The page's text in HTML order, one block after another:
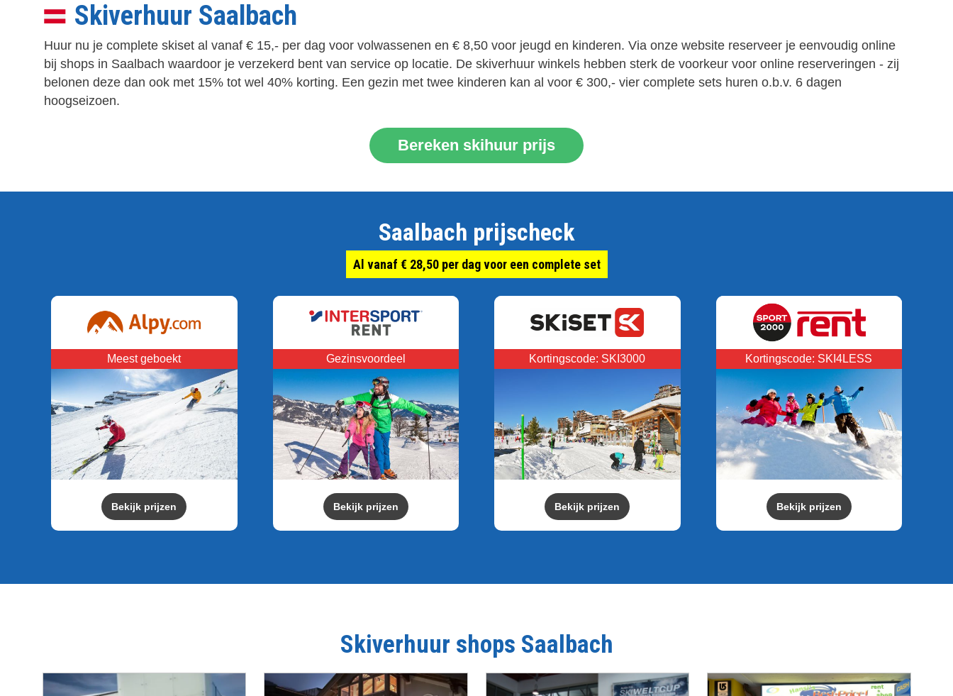
Skiverhuur Saalbach
Huur nu je complete skiset al vanaf € 15,- per dag voor volwassenen en € 8,50 voor jeugd en kinderen. Via onze website reserveer je eenvoudig online
bij shops in Saalbach waardoor je verzekerd bent van service op locatie. De skiverhuur winkels hebben sterk de voorkeur voor online reserveringen - zij
belonen deze dan ook met 15% tot wel 40% korting. Een gezin met twee kinderen kan al voor € 300,- vier complete sets huren o.b.v. 6 dagen
hoogseizoen.
Bereken skihuur prijs
Saalbach prijscheck
Al vanaf € 28,50 per dag voor een complete set
Meest geboekt
Bekijk prijzen
Gezinsvoordeel
Bekijk prijzen
Kortingscode: SKI3000
Bekijk prijzen
Kortingscode: SKI4LESS
Bekijk prijzen
Skiverhuur shops Saalbach